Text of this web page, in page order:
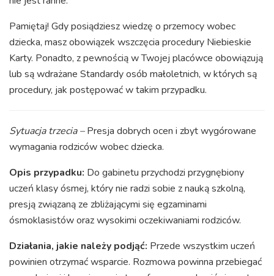
Pamiętaj! Gdy posiądziesz wiedzę o przemocy wobec
dziecka, masz obowiązek wszczęcia procedury Niebieskie
Karty. Ponadto, z pewnością w Twojej placówce obowiązują
lub są wdrażane Standardy osób małoletnich, w których są
procedury, jak postępować w takim przypadku.
Sytuacja trzecia –Presja dobrych ocen i zbyt wygórowane
wymagania rodziców wobec dziecka.
Opis przypadku: Do gabinetu przychodzi przygnębiony
uczeń klasy ósmej, który nie radzi sobie z nauką szkolną,
presją związaną ze zbliżającymi się egzaminami
ósmoklasistów oraz wysokimi oczekiwaniami rodziców.
Działania, jakie należy podjąć: Przede wszystkim uczeń
powinien otrzymać wsparcie. Rozmowa powinna przebiegać